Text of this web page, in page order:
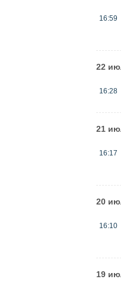
16:59
22
16:28
21
16:17
20
16:10
19